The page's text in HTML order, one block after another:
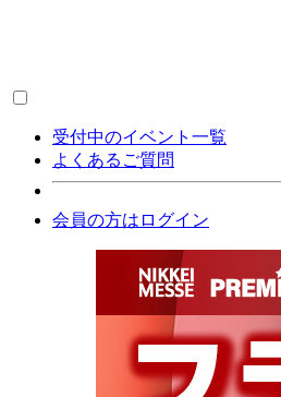
受付中のイベント一覧
よくあるご質問
会員の方はログイン